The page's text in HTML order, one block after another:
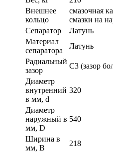
Внешнее
кольцо
смазочная
смазки на
Сепаратор
Латунь
Материал
сепаратора
Латунь
Радиальный
зазор
C3 (зазор
Диаметр
внутренний
в мм, d
320
Диаметр
наружный в
мм, D
540
Ширина в
мм, B
218